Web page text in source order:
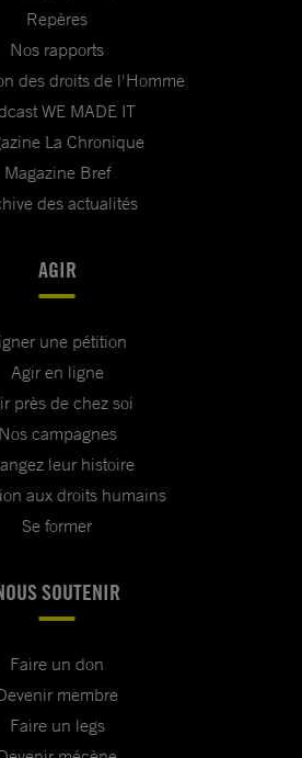
Repères
Nos rapports
des droits de l'Homme
WE MADE IT
La Chronique
Magazine Bref
des actualités
AGIR
une pétition
Agir en ligne
près de chez soi
Nos campagnes
leur histoire
aux droits humains
Se former
SOUTENIR
Faire un don
membre
Faire un legs